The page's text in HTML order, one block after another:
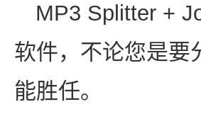
MP3 Splitter +
软件，不论您是要
能胜任。